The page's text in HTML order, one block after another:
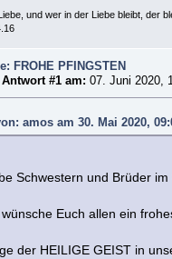
und wer in der Liebe bleibt, der
FROHE PFINGSTEN
Antwort #1 am: 07. Juni 2020,
amos am 30. Mai 2020,
Schwestern und Brüder
wünsche Euch allen ein
der HEILIGE GEIST in